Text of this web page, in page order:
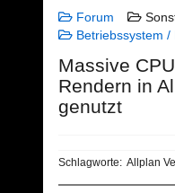
Forum
Betriebssystem
Massive
Rendern in
genutzt
Schlagworte: Allplan